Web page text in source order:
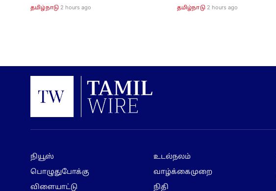
தமிழ்நாடு 2 hours ago தமிழ்நாடு 2 hours ago
நியூஸ்
பொழுதுபோக்கு
விளையாட்டு
உடல்நலம்
வாழ்க்கைமுறை
நிதி